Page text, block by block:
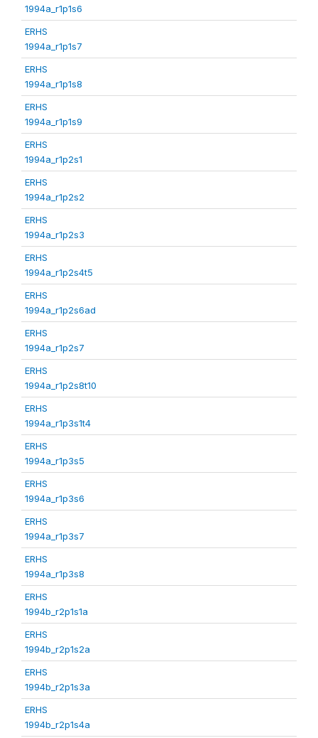
1994a_r1p1s6
ERHS
1994a_r1p1s7
ERHS
1994a_r1p1s8
ERHS
1994a_r1p1s9
ERHS
1994a_r1p2s1
ERHS
1994a_r1p2s2
ERHS
1994a_r1p2s3
ERHS
1994a_r1p2s4t5
ERHS
1994a_r1p2s6ad
ERHS
1994a_r1p2s7
ERHS
1994a_r1p2s8t10
ERHS
1994a_r1p3s1t4
ERHS
1994a_r1p3s5
ERHS
1994a_r1p3s6
ERHS
1994a_r1p3s7
ERHS
1994a_r1p3s8
ERHS
1994b_r2p1s1a
ERHS
1994b_r2p1s2a
ERHS
1994b_r2p1s3a
ERHS
1994b_r2p1s4a